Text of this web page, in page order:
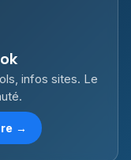
infos sites. Le
→